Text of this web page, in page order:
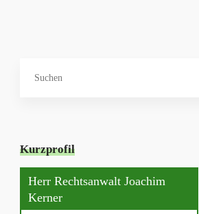
Kurzprofil
Herr Rechtsanwalt Joachim
Kerner